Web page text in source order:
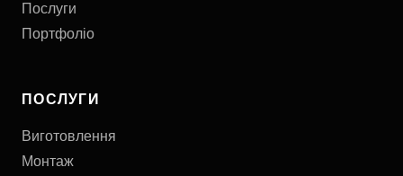
Послуги
Портфоліо
ПОСЛУГИ
Виготовлення
Монтаж